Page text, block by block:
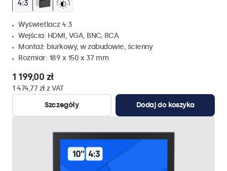
Wyświetlacz 4:3
Wejścia: HDMI, VGA, BNC, RCA
Montaż: biurkowy, w zabudowie, ścienny
Rozmiar: 189 x 150 x 37 mm
1 199,00 zł
1 474,77 zł z VAT
Szczegóły
Dodaj do koszyka